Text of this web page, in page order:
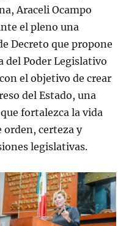
Araceli Ocampo
el pleno una
Decreto que propone
del Poder Legislativo
el objetivo de crear
del Estado, una
fortalezca la vida
certeza y
legislativas.